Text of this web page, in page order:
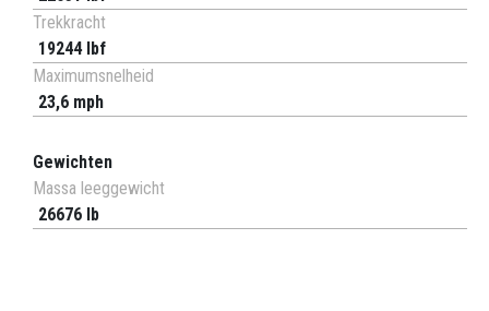
Trekkracht
19244 lbf
Maximumsnelheid
23,6 mph
Gewichten
Massa leeggewicht
26676 lb